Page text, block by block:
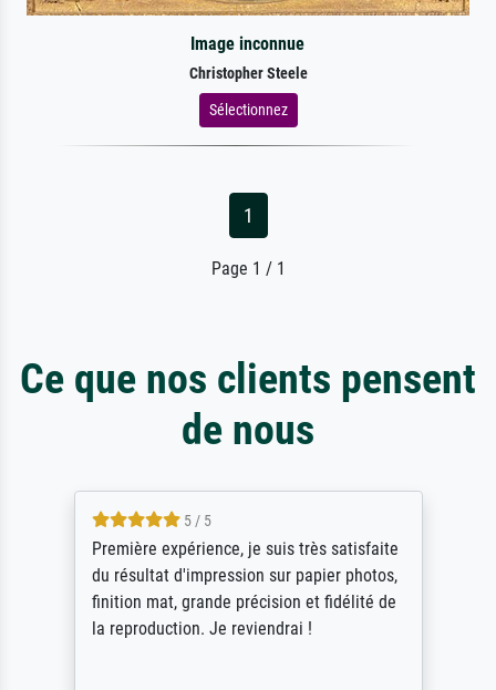
Image inconnue
Christopher Steele
Sélectionnez
1
Page 1 / 1
Ce que nos clients pensent
de nous
5 / 5
Première expérience, je suis très satisfaite
du résultat d'impression sur papier photos,
finition mat, grande précision et fidélité de
la reproduction. Je reviendrai !